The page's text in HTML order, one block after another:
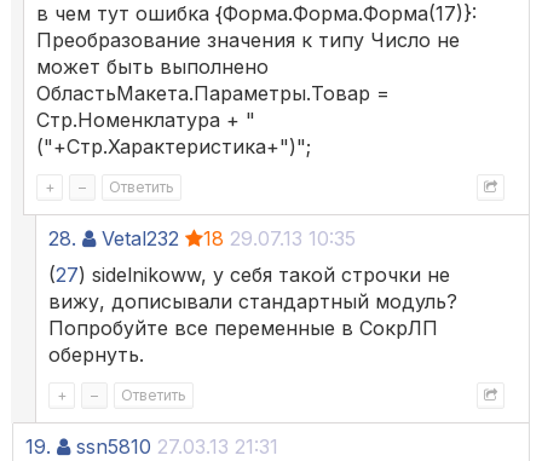
в чем тут ошибка {Форма.Форма.Форма(17)}:
Преобразование значения к типу Число не
может быть выполнено
ОбластьМакета.Параметры.Товар =
Стр.Номенклатура + "
("+Стр.Характеристика+")";
+ – Ответить
28. Vetal232 18 29.07.13 10:35
(27) sidelnikoww, у себя такой строчки не
вижу, дописывали стандартный модуль?
Попробуйте все переменные в СокрЛП
обернуть.
+ – Ответить
19. ssn5810 27.03.13 21:31